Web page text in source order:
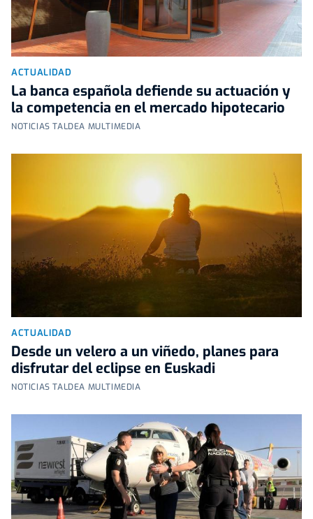
ACTUALIDAD
La banca española defiende su actuación y
la competencia en el mercado hipotecario
NOTICIAS TALDEA MULTIMEDIA
ACTUALIDAD
Desde un velero a un viñedo, planes para
disfrutar del eclipse en Euskadi
NOTICIAS TALDEA MULTIMEDIA